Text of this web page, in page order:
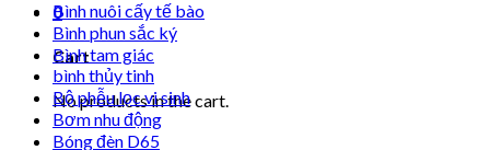
0
Cart
No products in the cart.
Bình nuôi cấy tế bào
Bình phun sắc ký
Bình tam giác
bình thủy tinh
Bộ phễu lọc vi sinh
Bơm nhu động
Bóng đèn D65